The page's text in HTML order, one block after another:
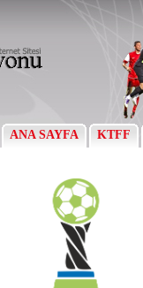
ANA SAYFA KTFF